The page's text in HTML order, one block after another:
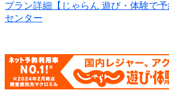
プラン詳細【じゃらん 遊び・体験で
センター